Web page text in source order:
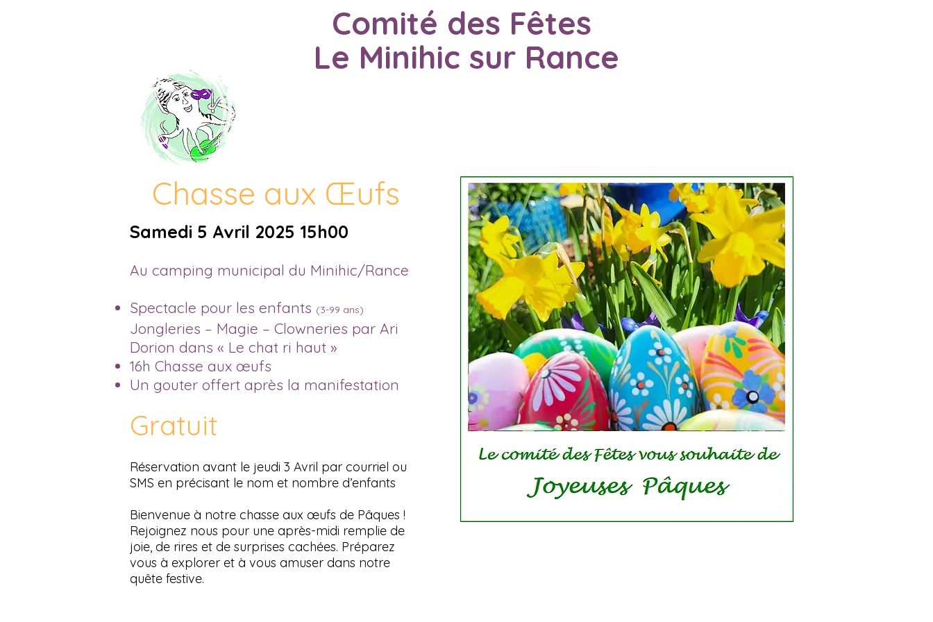
Comité des Fêtes
Le Minihic sur Rance
Chasse aux Œufs
Samedi 5 Avril 2025 15h00
​ ​Au camping municipal du Minihic/Rance
Spectacle pour les enfants (3-99 ans)
Jongleries – Magie – Clowneries par Ari
Dorion dans « Le chat ri haut »
16h Chasse aux œufs
Un gouter offert après la manifestation
Gratuit
Réservation avant le jeudi 3 Avril par courriel ou
SMS en précisant le nom et nombre d’enfants
Bienvenue à notre chasse aux œufs de Pâques !
Rejoignez nous pour une après-midi remplie de
joie, de rires et de surprises cachées. Préparez
vous à explorer et à vous amuser dans notre
quête festive.